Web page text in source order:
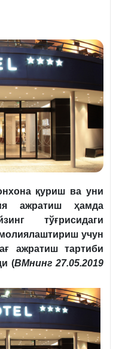
қуриш ва уни
ажратиш ҳамда
тўғрисидаги
учун
ажратиш тартиби
(ВМнинг 27.05.2019